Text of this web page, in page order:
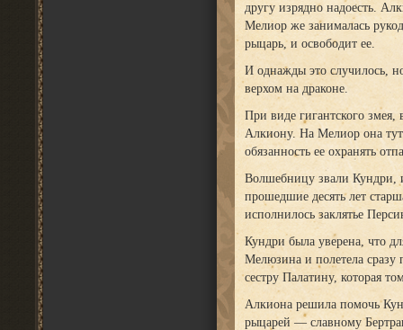
другу изрядно надоесть.
Мелиор же занималась
рыцарь, и освободит ее.
И однажды это случилось,
верхом на драконе.
При виде гигантского змея,
Алкиону. На Мелиор она тут
обязанность ее охранять
Волшебницу звали Кундри,
прошедшие десять лет
исполнилось заклятье
Кундри была уверена, что
Мелюзина и полетела
сестру Палатину, которая
Алкиона решила помочь
рыцарей — славному